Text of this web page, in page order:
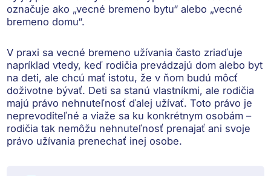
označuje ako „vecné bremeno bytu“ alebo „vecné
bremeno domu“.
V praxi sa vecné bremeno užívania často zriaďuje
napríklad vtedy, keď rodičia prevádzajú dom alebo byt
na deti, ale chcú mať istotu, že v ňom budú môcť
doživotne bývať. Deti sa stanú vlastníkmi, ale rodičia
majú právo nehnuteľnosť ďalej užívať.Toto právo je
neprevoditeľné a viaže sa ku konkrétnym osobám –
rodičia tak nemôžu nehnuteľnosť prenajať ani svoje
právo užívania prenechať inej osobe.